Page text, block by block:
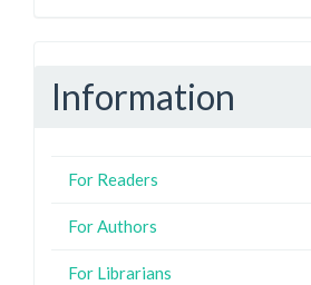
Information
For Readers
For Authors
For Librarians